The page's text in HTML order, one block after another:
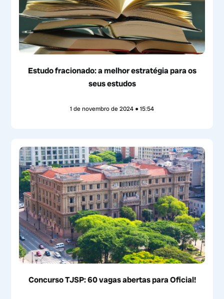
Estudo fracionado: a melhor estratégia para os
seus estudos
1 de novembro de 2024 15:54
Concurso TJSP: 60 vagas abertas para Oficial!